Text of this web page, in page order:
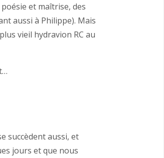
et maîtrise, des
aussi à Philippe). Mais
vieil hydravion RC au
succèdent aussi, et
jours et que nous